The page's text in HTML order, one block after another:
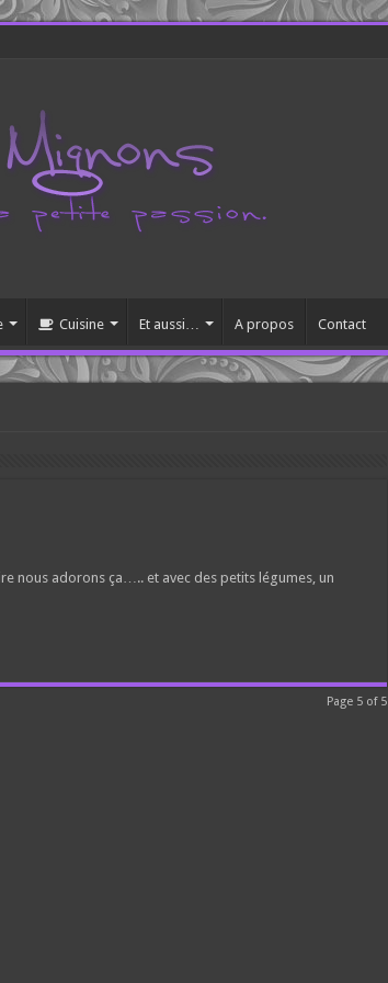
Cuisine Et aussi… A propos Contact
nous adorons ça….. et avec des petits légumes, un
Page 5 of 5